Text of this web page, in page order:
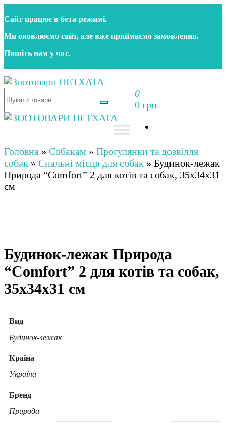
до
контенту
Сайт працює в бета‑режимі.
Ми оновлюємо сайт, але вже приймаємо замовлення.
Пишіть нам у чат.
Зоотовари ПЕТХАТА
Зоомагазин для собак та котів | Корм, іграшки,
аксесуари та догляд за тваринами. Доставка по
0
0 грн.
аксесуари та догляд за тваринами. Доставка по
Україні
Головна » Собакам » Прогулянки та дозвілля
собак » Спальні місця для собак » Будинок-лежак
Природа “Comfort” 2 для котів та собак, 35х34х31
см
Будинок-лежак Природа
“Comfort” 2 для котів та собак,
35х34х31 см
Вид
Будинок-лежак
Країна
Україна
Бренд
Природа